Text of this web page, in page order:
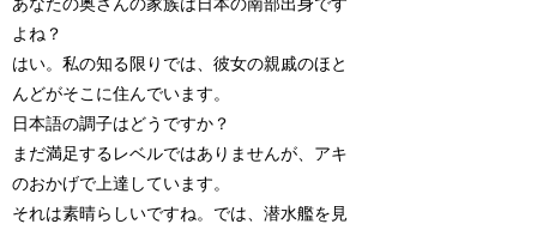
あなたの奥さんの家族は日本の南部出身です
よね？
はい。私の知る限りでは、彼女の親戚のほと
んどがそこに住んでいます。
日本語の調子はどうですか？
まだ満足するレベルではありませんが、アキ
のおかげで上達しています。
それは素晴らしいですね。では、潜水艦を見